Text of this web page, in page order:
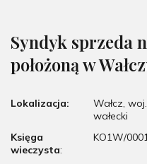
Syndyk sprzeda
położoną w
Lokalizacja:
Wałcz,
wałecki
Księga
wieczysta:
KO1W/